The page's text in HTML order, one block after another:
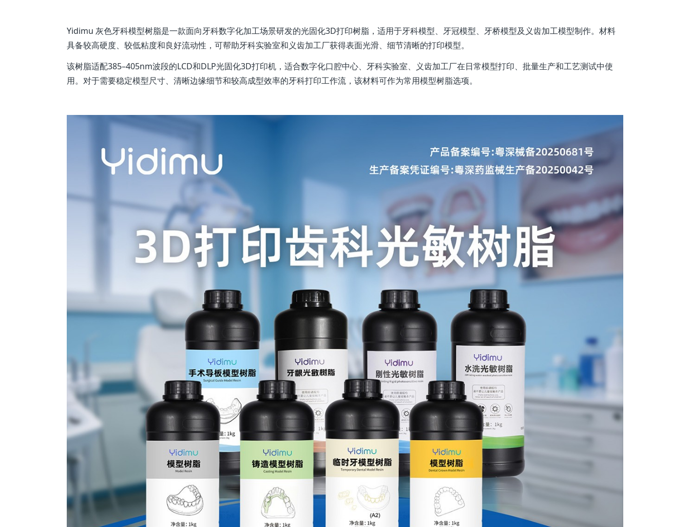
Yidimu 灰色牙科模型树脂是一款面向牙科数字化加工场景研发的光固化3D打印树脂，适用于牙科模型、牙冠模型、牙桥模型及义齿加工模型制作。材料
具备较高硬度、较低粘度和良好流动性，可帮助牙科实验室和义齿加工厂获得表面光滑、细节清晰的打印模型。
该树脂适配385–405nm波段的LCD和DLP光固化3D打印机，适合数字化口腔中心、牙科实验室、义齿加工厂在日常模型打印、批量生产和工艺测试中使
用。对于需要稳定模型尺寸、清晰边缘细节和较高成型效率的牙科打印工作流，该材料可作为常用模型树脂选项。